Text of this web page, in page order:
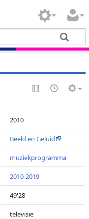
2010
Beeld en Geluid
muziekprogramma
2010-2019
49'28
televisie